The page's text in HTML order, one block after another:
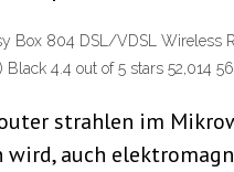
Box 804 DSL/VDSL Wireless
Black 4.4 out of 5 stars 52,014
strahlen im
wird, auch